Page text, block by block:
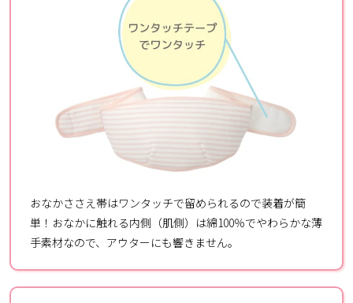
おなかささえ帯はワンタッチで留められるので装着が簡
単！おなかに触れる内側（肌側）は綿100％でやわらかな薄
手素材なので、アウターにも響きません。